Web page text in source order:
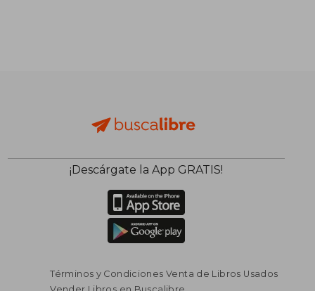
¡Descárgate la App GRATIS!
Términos y Condiciones Venta de Libros Usados